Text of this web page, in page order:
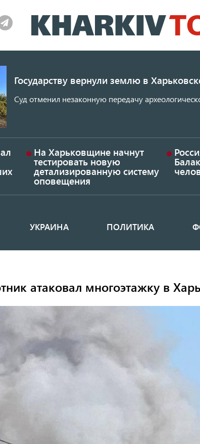
к
Государству вернули землю в
Суд отменил незаконную передачу
На Харьковщине начнут
тестировать новую
детализированную систему
оповещения
УКРАИНА ПОЛИТИКА
атаковал многоэтажку в